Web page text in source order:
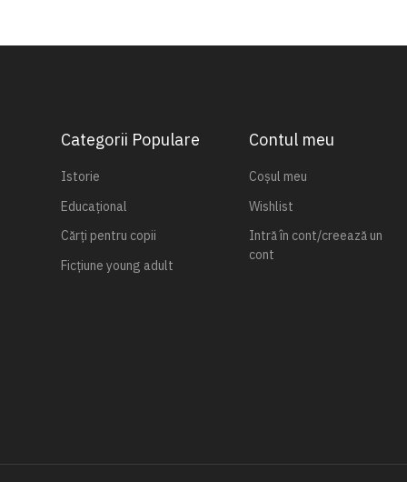
Categorii Populare
Istorie
Educațional
Cărți pentru copii
Ficțiune young adult
Contul meu
Coșul meu
Wishlist
Intră în cont/creează un
cont